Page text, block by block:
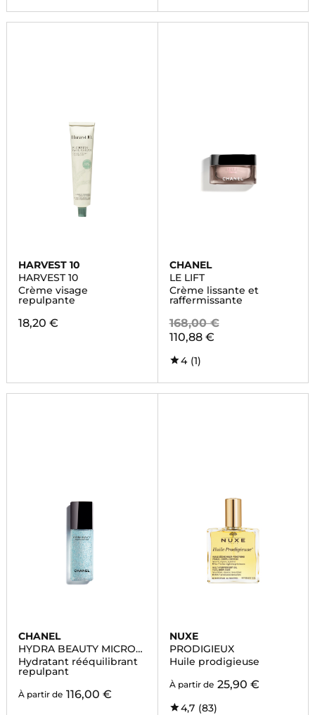
HARVEST 10
HARVEST 10
Crème visage
repulpante
18,20 €
CHANEL
LE LIFT
Crème lissante et
raffermissante
168,00 €
110,88 €
4 (1)
CHANEL
HYDRA BEAUTY MICRO
SÉRUM
Hydratant rééquilibrant
repulpant
À partir de 116,00 €
NUXE
PRODIGIEUX
Huile prodigieuse
À partir de 25,90 €
4,7 (83)